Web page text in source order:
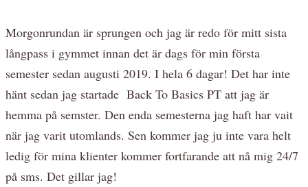
Morgonrundan är sprungen och jag är redo för mitt sista
långpass i gymmet innan det är dags för min första
semester sedan augusti 2019. I hela 6 dagar! Det har inte
hänt sedan jag startade Back To Basics PT att jag är
hemma på semster. Den enda semesterna jag haft har vait
när jag varit utomlands. Sen kommer jag ju inte vara helt
ledig för mina klienter kommer fortfarande att nå mig 24/7
på sms. Det gillar jag!